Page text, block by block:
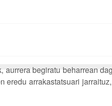
begiratu beharrean
arrakastatsuari